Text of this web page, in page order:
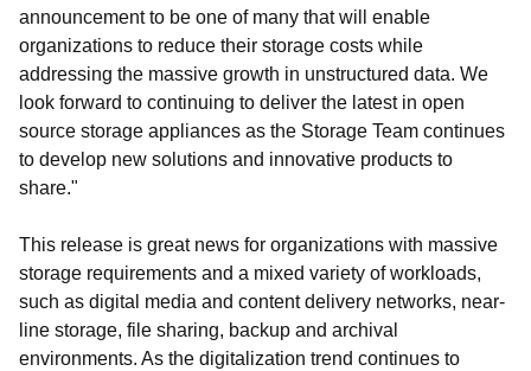
announcement to be one of many that will enable
organizations to reduce their storage costs while
addressing the massive growth in unstructured data. We
look forward to continuing to deliver the latest in open
source storage appliances as the Storage Team continues
to develop new solutions and innovative products to
share."
This release is great news for organizations with massive
storage requirements and a mixed variety of workloads,
such as digital media and content delivery networks, near-
line storage, file sharing, backup and archival
environments. As the digitalization trend continues to